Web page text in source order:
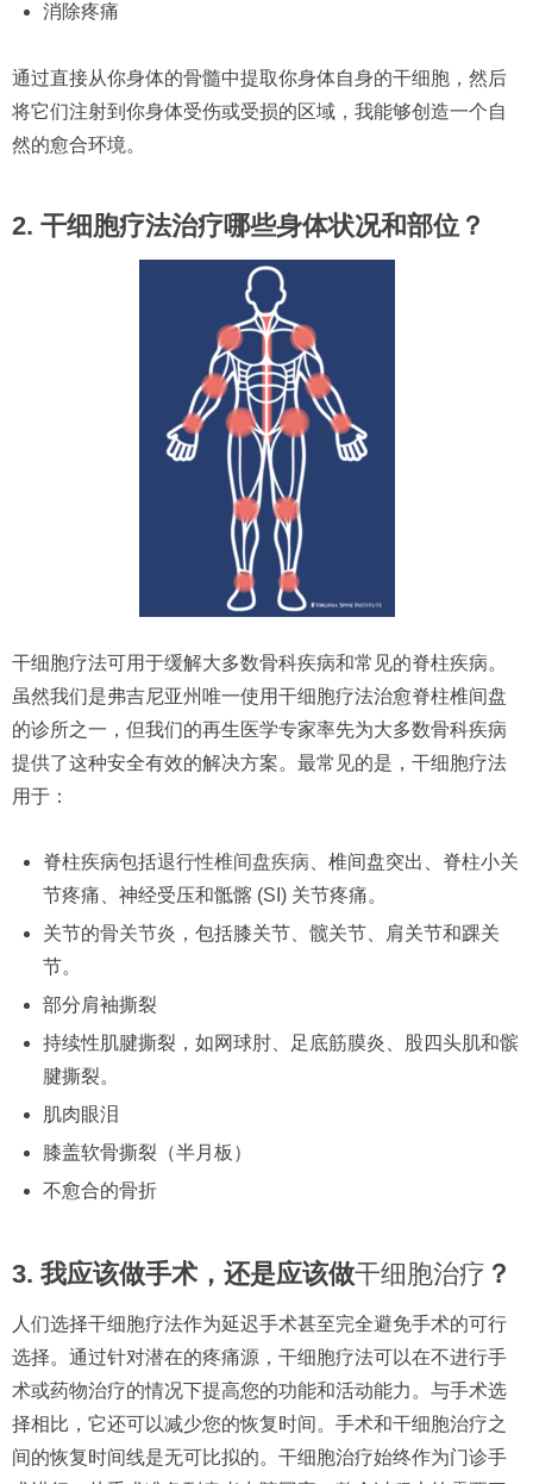
消除疼痛
通过直接从你身体的骨髓中提取你身体自身的干细胞，然后
将它们注射到你身体受伤或受损的区域，我能够创造一个自
然的愈合环境。
2. 干细胞疗法治疗哪些身体状况和部位？
干细胞疗法可用于缓解大多数骨科疾病和常见的脊柱疾病。
虽然我们是弗吉尼亚州唯一使用干细胞疗法治愈脊柱椎间盘
的诊所之一，但我们的再生医学专家率先为大多数骨科疾病
提供了这种安全有效的解决方案。最常见的是，干细胞疗法
用于：
脊柱疾病包括退行性椎间盘疾病 、椎间盘突出、脊柱小关
节疼痛、神经受压和骶髂 (SI) 关节疼痛。
关节的骨关节炎 ，包括膝关节、髋关节、肩关节和踝关
节。
部分肩袖撕裂
持续性肌腱撕裂，如网球肘、足底筋膜炎、股四头肌和髌
腱撕裂。
肌肉眼泪
膝盖软骨撕裂（半月板）
不愈合的骨折
3. 我应该做手术，还是应该做干细胞治疗 ？
人们选择干细胞疗法作为延迟手术甚至完全避免手术的可行
选择。通过针对潜在的疼痛源，干细胞疗法可以在不进行手
术或药物治疗的情况下提高您的功能和活动能力。与手术选
择相比，它还可以减少您的恢复时间。手术和干细胞治疗之
间的恢复时间线是无可比拟的。干细胞治疗始终作为门诊手